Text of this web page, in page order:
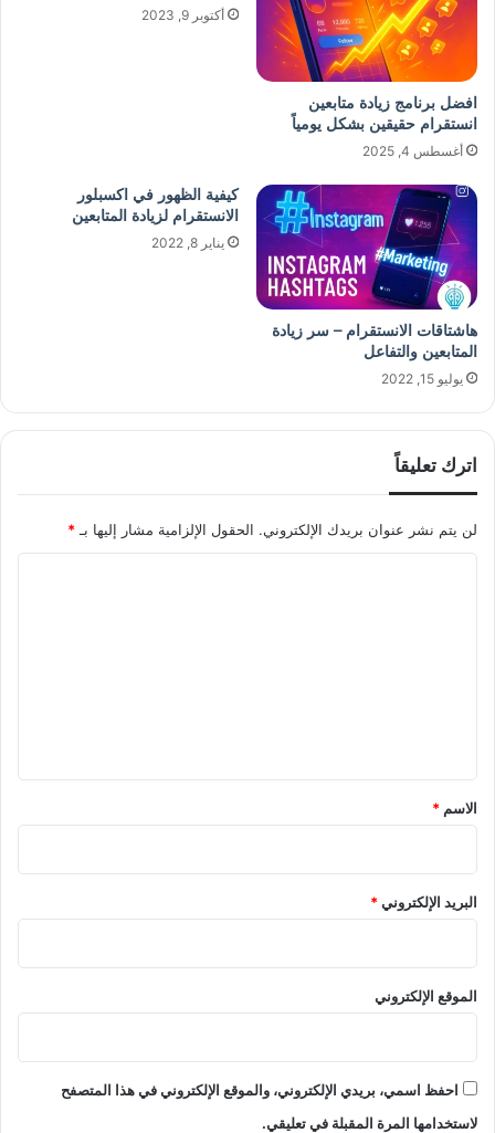
افضل برنامج زيادة متابعين
انستقرام حقيقين بشكل يومياً
أغسطس 4, 2025
أكتوبر 9, 2023
هاشتاقات الانستقرام – سر زيادة
المتابعين والتفاعل
يوليو 15, 2022
كيفية الظهور في اكسبلور
الانستقرام لزيادة المتابعين
يناير 8, 2022
اترك تعليقاً
لن يتم نشر عنوان بريدك الإلكتروني. الحقول الإلزامية مشار إليها بـ *
*
الاسم *
البريد الإلكتروني*
الموقع الإلكتروني
احفظ اسمي، بريدي الإلكتروني، والموقع الإلكتروني في هذا المتصفح
لاستخدامها المرة المقبلة في تعليقي.